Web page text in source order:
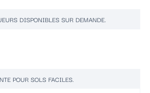
DISPONIBLES SUR DEMANDE.
POUR SOLS FACILES.